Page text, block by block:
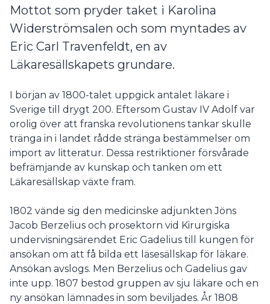
Mottot som pryder taket i Karolina
Widerströmsalen och som myntades av
Eric Carl Travenfeldt, en av
Läkaresällskapets grundare.
I början av 1800-talet uppgick antalet läkare i
Sverige till drygt 200. Eftersom Gustav IV Adolf var
orolig över att franska revolutionens tankar skulle
tränga in i landet rådde stränga bestämmelser om
import av litteratur. Dessa restriktioner försvårade
befrämjande av kunskap och tanken om ett
Läkaresällskap växte fram.
1802 vände sig den medicinske adjunkten Jöns
Jacob Berzelius och prosektorn vid Kirurgiska
undervisningsärendet Eric Gadelius till kungen för
ansökan om att få bilda ett läsesällskap för läkare.
Ansökan avslogs. Men Berzelius och Gadelius gav
inte upp. 1807 bestod gruppen av sju läkare och en
ny ansökan lämnades in som beviljades. År 1808